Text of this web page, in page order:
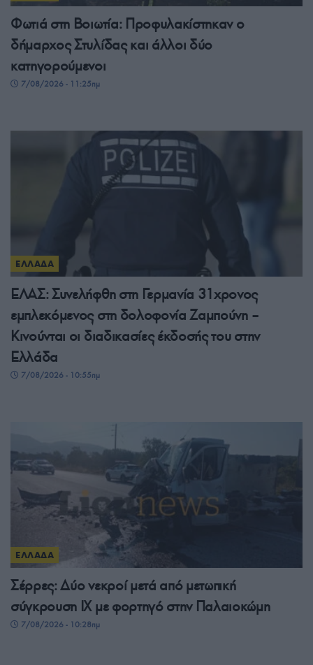
Φωτιά στη Βοιωτία: Προφυλακίστηκαν ο
δήμαρχος Στυλίδας και άλλοι δύο
κατηγορούμενοι
7/08/2026 - 11:25πμ
ΕΛΛΑΔΑ
ΕΛΑΣ: Συνελήφθη στη Γερμανία 31χρονος
εμπλεκόμενος στη δολοφονία Ζαμπούνη –
Κινούνται οι διαδικασίες έκδοσής του στην
Ελλάδα
7/08/2026 - 10:55πμ
ΕΛΛΑΔΑ
Σέρρες: Δύο νεκροί μετά από μετωπική
σύγκρουση ΙΧ με φορτηγό στην Παλαιοκώμη
7/08/2026 - 10:28πμ